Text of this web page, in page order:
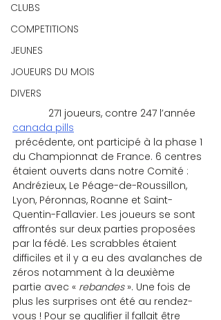
CLUBS
COMPETITIONS
JEUNES
JOUEURS DU MOIS
DIVERS
271 joueurs, contre 247 l’année
canada pills
du Championnat de France. 6 centres
étaient ouverts dans notre Comité :
Andrézieux, Le Péage-de-Roussillon,
Lyon, Péronnas, Roanne et Saint-
Quentin-Fallavier. Les joueurs se sont
affrontés sur deux parties proposées
par la fédé. Les scrabbles étaient
difficiles et il y a eu des avalanches de
zéros notamment à la deuxième
partie avec « rebandes ». Une fois de
plus les surprises ont été au rendez-
vous ! Pour se qualifier il fallait être